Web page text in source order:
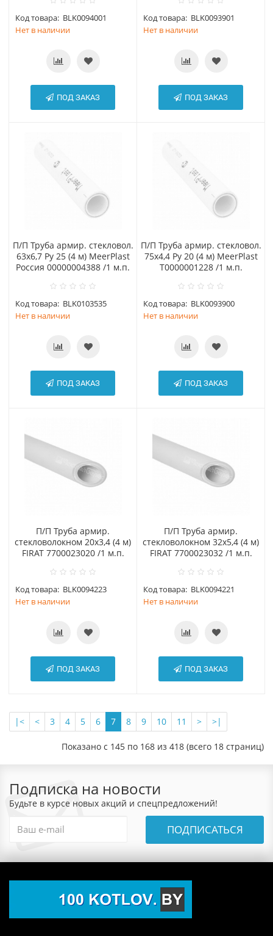
Код товара: BLK0094001
Нет в наличии
ПОД ЗАКАЗ
Код товара: BLK0093901
Нет в наличии
ПОД ЗАКАЗ
П/П Труба армир. стекловол.
63х6,7 Ру 25 (4 м) MeerPlast
Россия 00000004388 /1 м.п.
Код товара: BLK0103535
Нет в наличии
ПОД ЗАКАЗ
П/П Труба армир. стекловол.
75х4,4 Ру 20 (4 м) MeerPlast
Т0000001228 /1 м.п.
Код товара: BLK0093900
Нет в наличии
ПОД ЗАКАЗ
П/П Труба армир.
стекловолокном 20х3,4 (4 м)
FIRAT 7700023020 /1 м.п.
Код товара: BLK0094223
Нет в наличии
ПОД ЗАКАЗ
П/П Труба армир.
стекловолокном 32х5,4 (4 м)
FIRAT 7700023032 /1 м.п.
Код товара: BLK0094221
Нет в наличии
ПОД ЗАКАЗ
|< < 3 4 5 6 7 8 9 10 11 > >|
Показано с 145 по 168 из 418 (всего 18 страниц)
Подписка на новости
Будьте в курсе новых акций и спецпредложений!
ПОДПИСАТЬСЯ